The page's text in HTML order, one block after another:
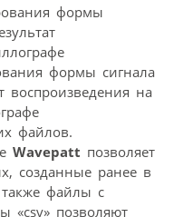
формы сигнала
воспроизведения на
файлов.
Wavepatt позволяет
созданные ранее в
файлы с
«csv» позволяют